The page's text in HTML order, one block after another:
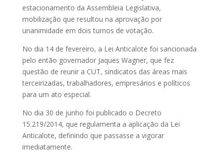
estacionamento da Assembleia Legislativa,
mobilização que resultou na aprovação por
unanimidade em dois turnos de votação.
No dia 14 de fevereiro, a Lei Anticalote foi sancionada
pelo então governador Jaques Wagner, que fez
questão de reunir a CUT, sindicatos das áreas mais
terceirizadas, trabalhadores, empresários e políticos
para um ato especial.
No dia 30 de junho foi publicado o Decreto
15.219/2014, que regulamenta a aplicação da Lei
Anticalote, definindo que passasse a vigorar
imediatamente.